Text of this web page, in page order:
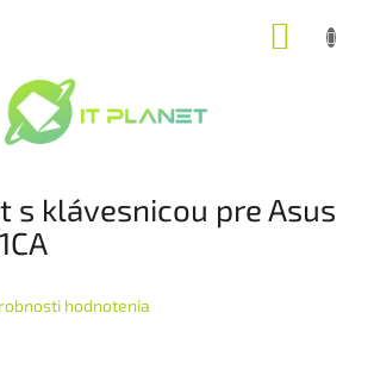
s klávesnicou pre Asus
hodnotenia